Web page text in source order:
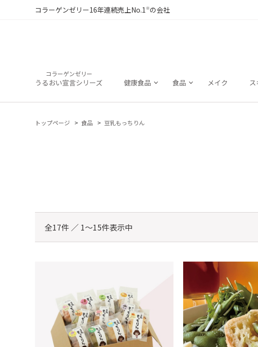
コラーゲンゼリー16年連続売上No.1※の会社
コラーゲンゼリー
うるおい宣言シリーズ 健康食品 食品 メイク
トップページ 食品 豆乳もっちりん
全17件 ／ 1～15件表示中